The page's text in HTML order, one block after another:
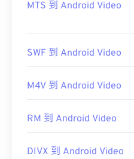
MTS 到 Android Video
SWF 到 Android Video
M4V 到 Android Video
RM 到 Android Video
DIVX 到 Android Video